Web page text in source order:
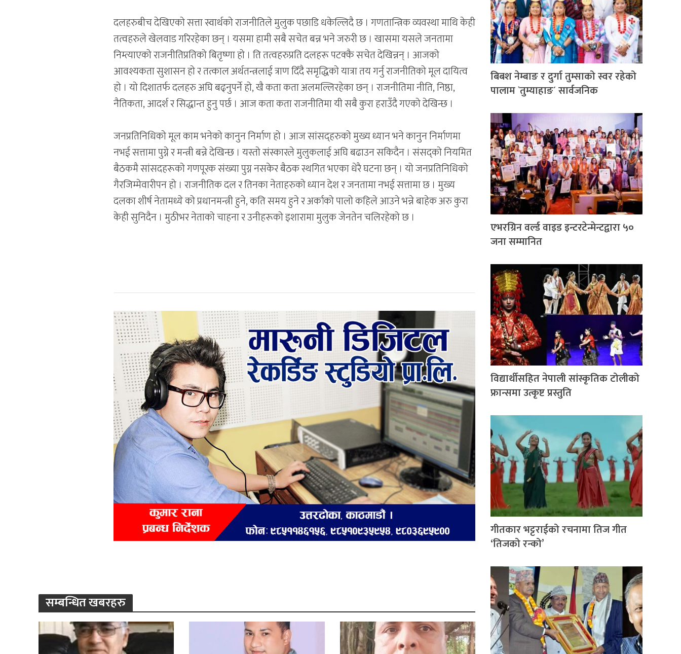
दलहरुबीच देखिएको सत्ता स्वार्थको राजनीतिले मुलुक पछाडि धकेल्लिदै छ । गणतान्त्रिक व्यवस्था माथि केही
तत्वहरुले खेलवाड गरिरहेका छन् । यसमा हामी सबै सचेत बन्न भने जरुरी छ । खासमा यसले जनतामा
निम्त्याएको राजनीतिप्रतिको बितृष्णा हो । ति तत्वहरुप्रति दलहरू पटक्कै सचेत देखिन्नन् । आजको
आवश्यकता सुशासन हो र तत्काल अर्थतन्त्रलाई त्राण दिँदै समृद्धिको यात्रा तय गर्नु राजनीतिको मूल दायित्व
हो । यो दिशातर्फ दलहरु अघि बढ्नुपर्ने हो, खै कता कता अलमल्लिरहेका छन् । राजनीतिमा नीति, निष्ठा,
नैतिकता, आदर्श र सिद्धान्त हुनु पर्छ । आज कता कता राजनीतिमा यी सबै कुरा हराउँदै गएको देखिन्छ ।
जनप्रतिनिधिको मूल काम भनेको कानुन निर्माण हो । आज सांसद्हरुको मुख्य ध्यान भने कानुन निर्माणमा
नभई सत्तामा पुग्ने र मन्त्री बन्ने देखिन्छ । यस्तो संस्कारले मुलुकलाई अघि बढाउन सकिदैन । संसद्को नियमित
बैठकमै सांसदहरूको गणपूरक संख्या पुग्न नसकेर बैठक स्थगित भएका धेरै घटना छन् । यो जनप्रतिनिधिको
गैरजिम्मेवारीपन हो । राजनीतिक दल र तिनका नेताहरुको ध्यान देश र जनतामा नभई सत्तामा छ । मुख्य
दलका शीर्ष नेतामध्ये को प्रधानमन्त्री हुने, कति समय हुने र अर्काको पालो कहिले आउने भन्ने बाहेक अरु कुरा
केही सुनिदैन । मुठीभर नेताको चाहना र उनीहरूको इशारामा मुलुक जेनतेन चलिरहेको छ ।
सम्बन्धित खबरहरु
बिबश नेम्बाङ र दुर्गा तुम्साको स्वर रहेको
पालाम `तुम्याहाङ´ सार्वजनिक
एभरग्रिन वर्ल्ड वाइड इन्टरटेन्मेन्टद्वारा ५०
जना सम्मानित
विद्यार्थीसहित नेपाली सांस्कृतिक टोलीको
फ्रान्समा उत्कृष्ट प्रस्तुति
गीतकार भट्टराईको रचनामा तिज गीत
‘तिजको रन्को’